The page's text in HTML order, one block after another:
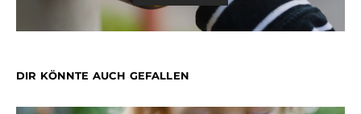
DIR KÖNNTE AUCH GEFALLEN